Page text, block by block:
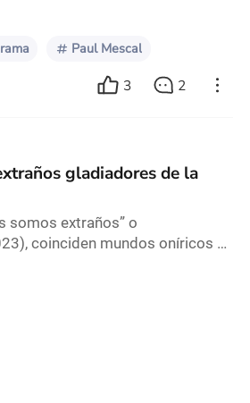
Paul Mescal
3 2
gladiadores de la
somos extraños” o
coinciden mundos oníricos y
el dolor de una soledad
y la perdida. Dirigida por
en la novela de Taichi Yamada,
el ámbito literario y con una
nos llevan al punto de
que aunque